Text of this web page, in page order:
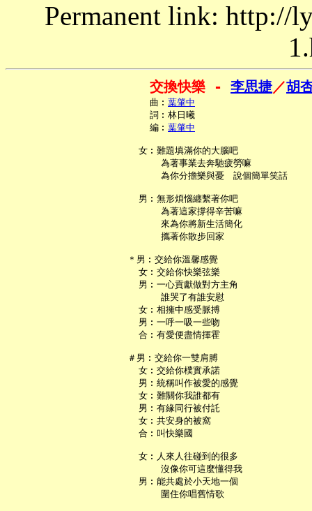
Permanent link: http://
交換快樂 - 李思捷／胡
     曲︰
葉肇中
     詞︰林日曦
     編︰
葉肇中
   女︰難題填滿你的大腦吧
       為著事業去奔馳疲勞嘛
       為你分擔樂與憂　說個簡單笑話
   男︰無形煩惱纏繫著你吧
       為著這家撐得辛苦嘛
       來為你將新生活簡化
       攜著你散步回家
＊男︰交給你溫馨感覺
   女︰交給你快樂弦樂
   男︰一心貢獻做對方主角
       誰哭了有誰安慰
   女︰相擁中感受脈搏
   男︰一呼一吸一些吻
   合︰有愛便盡情揮霍
＃男︰交給你一雙肩膊
   女︰交給你樸實承諾
   男︰統稱叫作被愛的感覺
   女︰難關你我誰都有
   男︰有緣同行被付託
   女︰共安身的被窩
   合︰叫快樂國
   女︰人來人往碰到的很多
       沒像你可這麼懂得我
   男︰能共處於小天地一個
       圍住你唱舊情歌